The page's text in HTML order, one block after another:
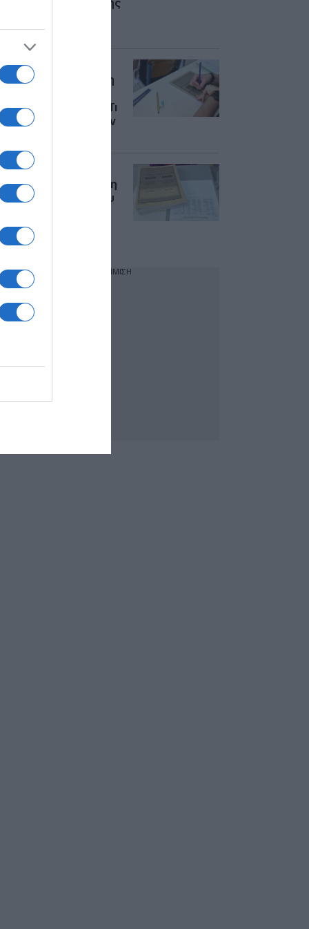
προθεσμία υποβολής
Πανελλήνιες 2026:
αύριο (16/7) η
Μηχανογραφικού – Τι
να γνωρίζουν
Πανελλήνιες 2026:
Αντίστροφη μέτρηση
την υποβολή του
Βήμα βήμα η
ΔΙΑΦΗΜΙΣΗ